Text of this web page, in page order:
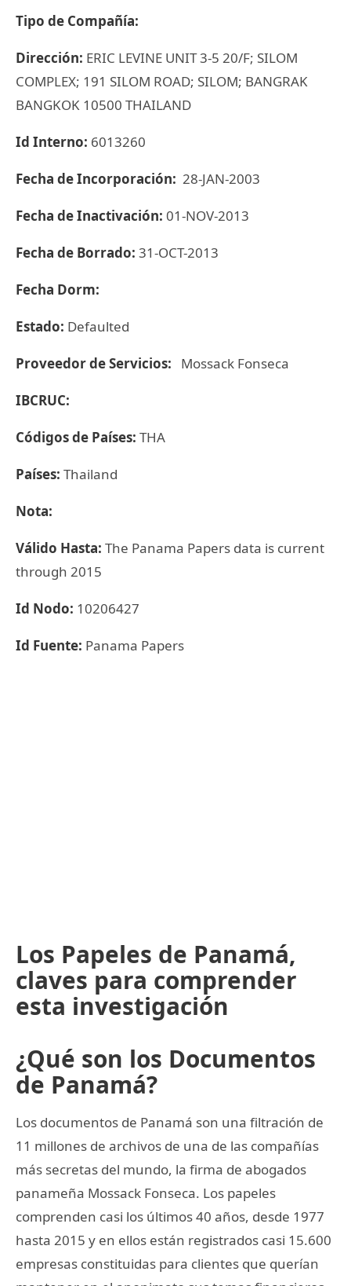
Tipo de Compañía:
Dirección: ERIC LEVINE UNIT 3-5 20/F; SILOM
COMPLEX; 191 SILOM ROAD; SILOM; BANGRAK
BANGKOK 10500 THAILAND
Id Interno: 6013260
Fecha de Incorporación: 28-JAN-2003
Fecha de Inactivación: 01-NOV-2013
Fecha de Borrado: 31-OCT-2013
Fecha Dorm:
Estado: Defaulted
Proveedor de Servicios: Mossack Fonseca
IBCRUC:
Códigos de Países: THA
Países: Thailand
Nota:
Válido Hasta: The Panama Papers data is current
through 2015
Id Nodo: 10206427
Id Fuente: Panama Papers
Los Papeles de Panamá,
claves para comprender
esta investigación
¿Qué son los Documentos
de Panamá?
Los documentos de Panamá son una filtración de
11 millones de archivos de una de las compañías
más secretas del mundo, la firma de abogados
panameña Mossack Fonseca. Los papeles
comprenden casi los últimos 40 años, desde 1977
hasta 2015 y en ellos están registrados casi 15.600
empresas constituidas para clientes que querían